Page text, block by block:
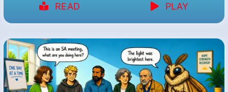
READ PLAY